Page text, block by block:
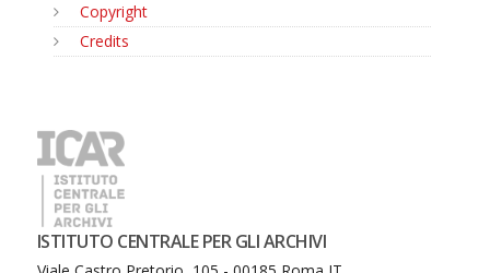
Copyright
Credits
ISTITUTO CENTRALE PER GLI ARCHIVI